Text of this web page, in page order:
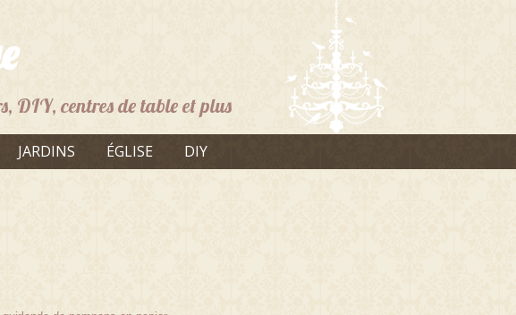
DIY, centres de table et plus
JARDINS ÉGLISE DIY